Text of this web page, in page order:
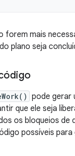
forem mais
plano seja
pode gerar
que ele seja
os bloqueios de
possíveis